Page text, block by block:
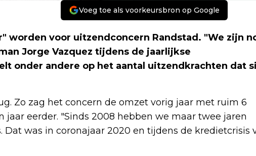
Voeg toe als voorkeursbron op Google
worden voor uitzendconcern Randstad. "We zijn
Jorge Vazquez tijdens de jaarlijkse
onder andere op het aantal uitzendkrachten dat
Zo zag het concern de omzet vorig jaar met ruim 6
eerder. "Sinds 2008 hebben we maar twee jaren
was in coronajaar 2020 en tijdens de kredietcrisis